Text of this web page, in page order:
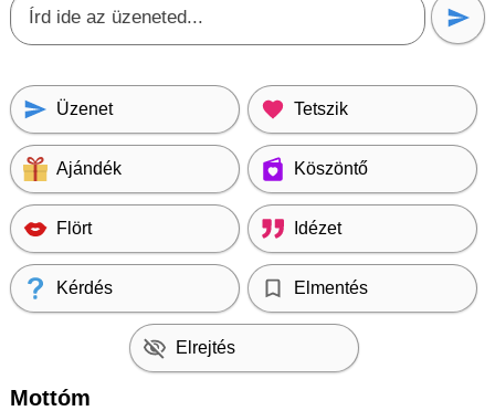
Üzenet Tetszik
Ajándék Köszöntő
Flört Idézet
Kérdés Elmentés
Elrejtés
Mottóm